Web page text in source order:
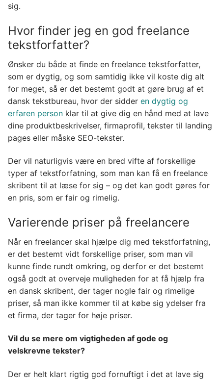
sig.
Hvor finder jeg en god freelance
tekstforfatter?
Ønsker du både at finde en freelance tekstforfatter,
som er dygtig, og som samtidig ikke vil koste dig alt
for meget, så er det bestemt godt at gøre brug af et
dansk tekstbureau, hvor der sidder en dygtig og
erfaren person klar til at give dig en hånd med at lave
dine produktbeskrivelser, firmaprofil, tekster til landing
pages eller måske SEO-tekster.
Der vil naturligvis være en bred vifte af forskellige
typer af tekstforfatning, som man kan få en freelance
skribent til at læse for sig – og det kan godt gøres for
en pris, som er fair og rimelig.
Varierende priser på freelancere
Når en freelancer skal hjælpe dig med tekstforfatning,
er det bestemt vidt forskellige priser, som man vil
kunne finde rundt omkring, og derfor er det bestemt
også godt at overveje muligheden for at få hjælp fra
en dansk skribent, der tager nogle fair og rimelige
priser, så man ikke kommer til at købe sig ydelser fra
et firma, der tager for høje priser.
Vil du se mere om vigtigheden af gode og
velskrevne tekster?
Der er helt klart rigtig god fornuftigt i det at lave sig